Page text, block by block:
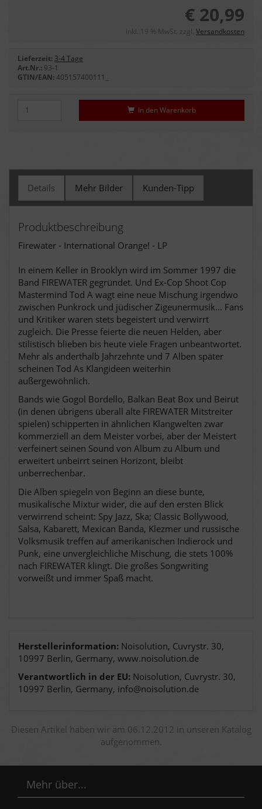
€ 20,99
inkl. 19 % MwSt. zzgl. Versandkosten
Lieferzeit: 3-4 Tage
Art.Nr.: 93-1
GTIN/EAN: 405157400111_
In den Warenkorb
Details Mehr Bilder Kunden-Tipp
Produktbeschreibung
Firewater - International Orange! - LP
In einem Keller in Brooklyn wird im Sommer 1997 die
Band FIREWATER gegründet. Und Ex-Cop Shoot Cop
Mastermind Tod A wagt eine neue Mischung irgendwo
zwischen Punkrock und jüdischer Zigeunermusik... Fans
und Kritiker waren stets begeistert und verwirrt
zugleich. Die Presse feierte die neuen Helden, aber
stilistisch blieben bis heute viele Fragen unbeantwortet.
Mehr als anderthalb Jahrzehnte und 7 Alben später
scheinen Tod As Klangideen weiterhin
außergewöhnlich.
Bands wie Gogol Bordello, Balkan Beat Box und Beirut
(in denen übrigens überall alte FIREWATER Mitstreiter
spielen) schipperten in ähnlichen Klangwelten zwar
kommerziell an dem Meister vorbei, aber der Meistert
verfeinert seinen Sound von Album zu Album und
erweitert unbeirrt seinen Horizont, bleibt
unberrechenbar.
Die Alben spiegeln von Beginn an diese bunte,
musikalische Mixtur wider, die auf den ersten Blick
verwirrend scheint: Spy Jazz, Ska; Classic Bollywood,
Salsa, Kabarett, Mexican Banda, Klezmer und russische
Volksmusik treffen auf amerikanischen Indierock und
Punk, eine unvergleichliche Mischung, die stets 100%
nach FIREWATER klingt. Die großes Songwriting
vorweißt und immer Spaß macht.
Herstellerinformation: Noisolution, Cuvrystr. 30,
10997 Berlin, Germany, www.noisolution.de
Verantwortlich in der EU: Noisolution, Cuvrystr. 30,
10997 Berlin, Germany, info@noisolution.de
Diesen Artikel haben wir am 06.12.2012 in unseren Katalog
aufgenommen.
Mehr über...